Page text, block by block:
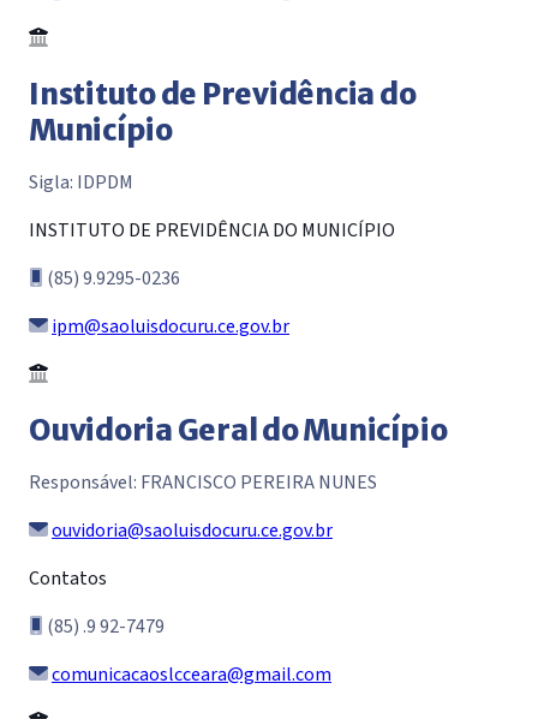
Instituto de Previdência do
Município
Sigla: IDPDM
INSTITUTO DE PREVIDÊNCIA DO MUNICÍPIO
(85) 9.9295-0236
ipm@saoluisdocuru.ce.gov.br
Ouvidoria Geral do Município
Responsável: FRANCISCO PEREIRA NUNES
ouvidoria@saoluisdocuru.ce.gov.br
Contatos
(85) .9 92-7479
comunicacaoslcceara@gmail.com